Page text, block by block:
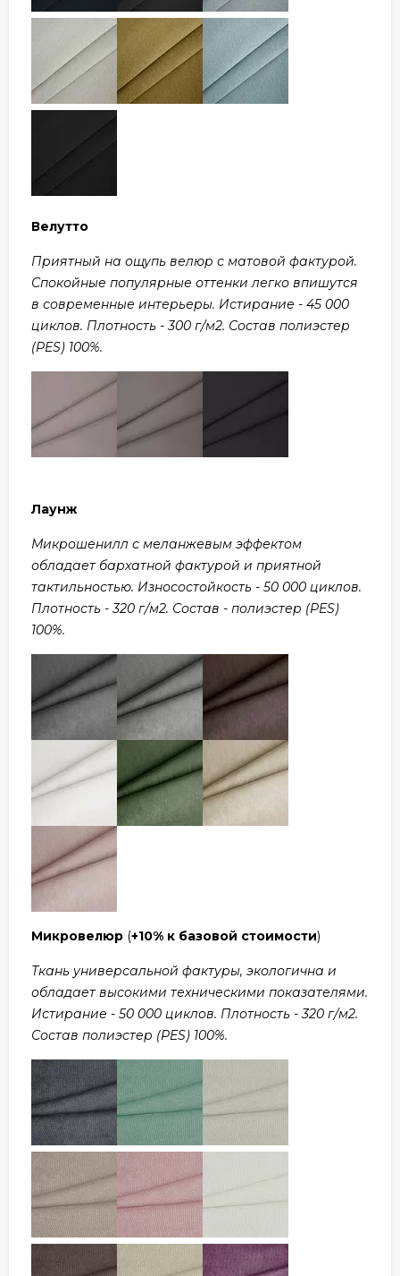
Велутто
Приятный на ощупь велюр с матовой фактурой.
Спокойные популярные оттенки легко впишутся
в современные интерьеры. Истирание - 45 000
циклов. Плотность - 300 г/м2. Состав полиэстер
(PES) 100%.
Лаунж
Микрошенилл с меланжевым эффектом
обладает бархатной фактурой и приятной
тактильностью. Износостойкость - 50 000 циклов.
Плотность - 320 г/м2. Состав - полиэстер (PES)
100%.
Микровелюр (+10% к базовой стоимости)
Ткань универсальной фактуры, экологична и
обладает высокими техническими показателями.
Истирание - 50 000 циклов. Плотность - 320 г/м2.
Состав полиэстер (PES) 100%.